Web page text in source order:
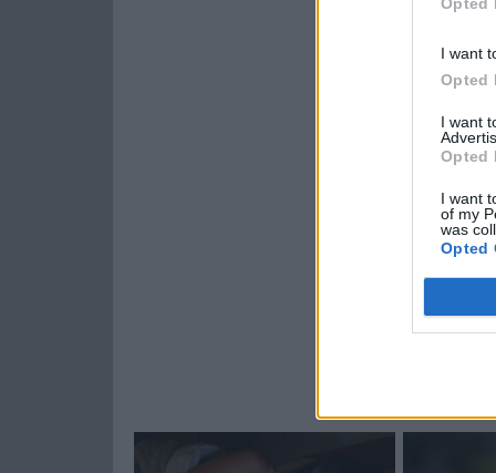
I want
Opted
I want
Opted
I want
of my
was
Opted